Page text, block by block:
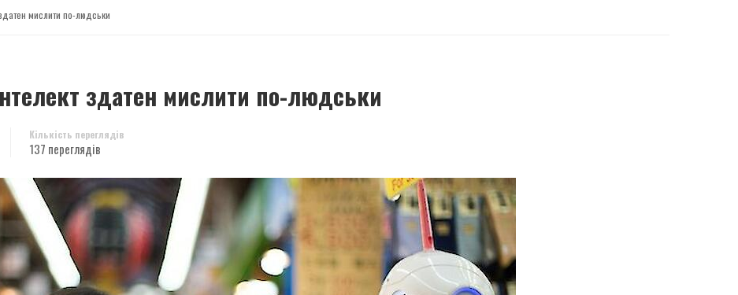
мислити по-людськи
здатен мислити по-людськи
Кількість переглядів
137 переглядів